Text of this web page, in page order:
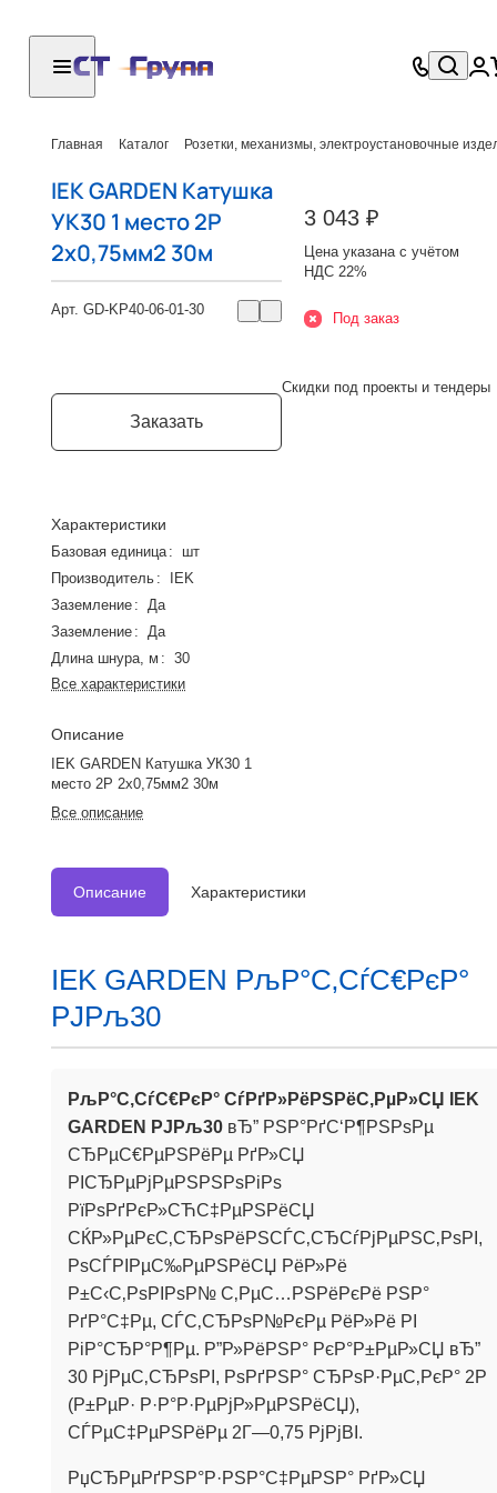
Главная Каталог Розетки, механизмы, электроустановочные
IEK GARDEN Катушка
УК30 1 место 2P
2х0,75мм2 30м
Арт. GD-KP40-06-01-30
Заказать
Характеристики
Базовая единица :
шт
Производитель :
IEK
Заземление :
Да
Заземление :
Да
Длина шнура, м : 30
Все характеристики
Описание
IEK GARDEN Катушка УК30 1
место 2P 2х0,75мм2 30м
Все описание
3 043 ₽
Цена указана с учётом
НДС 22%
Под заказ
Скидки под проекты и тендеры
Описание Характеристики
IEK GARDEN РљР°С‚СѓС€РєР°
РЈРљ30
РљР°С‚СѓС€РєР° СѓРґР»РёРЅРёС‚РµР»СЏ IEK
GARDEN РЈРљ30 вЂ” РЅР°РґС‘Р¶РЅРѕРµ
СЂРµС€РµРЅРёРµ РґР»СЏ
РІСЂРµРјРµРЅРЅРѕРіРѕ
РїРѕРґРєР»СЋС‡РµРЅРёСЏ
СЌР»РµРєС‚СЂРѕРёРЅСЃС‚СЂСѓРјРµРЅС‚РѕРІ,
РѕСЃРІРµС‰РµРЅРёСЏ РёР»Рё
Р±С‹С‚РѕРІРѕР№ С‚РµС…РЅРёРєРё РЅР°
РґР°С‡Рµ, СЃС‚СЂРѕР№РєРµ РёР»Рё РІ
РіР°СЂР°Р¶Рµ. Р”Р»РёРЅР° РєР°Р±РµР»СЏ вЂ”
30 РјРµС‚СЂРѕРІ, РѕРґРЅР° СЂРѕР·РµС‚РєР° 2P
(Р±РµР· Р·Р°Р·РµРјР»РµРЅРёСЏ),
СЃРµС‡РµРЅРёРµ 2Г—0,75 РјРјВІ.
РџСЂРµРґРЅР°Р·РЅР°С‡РµРЅР° РґР»СЏ